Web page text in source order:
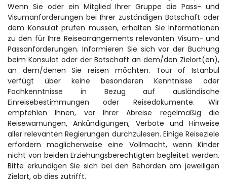
Wenn Sie oder ein Mitglied Ihrer Gruppe die Pass- und
Visumanforderungen bei Ihrer zuständigen Botschaft oder
dem Konsulat prüfen müssen, erhalten Sie Informationen
zu den für Ihre Reisearrangements relevanten Visum- und
Passanforderungen. Informieren Sie sich vor der Buchung
beim Konsulat oder der Botschaft an dem/den Zielort(en),
an dem/denen Sie reisen möchten. Tour of Istanbul
verfügt über keine besonderen Kenntnisse oder
Fachkenntnisse in Bezug auf ausländische
Einreisebestimmungen oder Reisedokumente. Wir
empfehlen Ihnen, vor Ihrer Abreise regelmäßig die
Reisewarnungen, Ankündigungen, Verbote und Hinweise
aller relevanten Regierungen durchzulesen. Einige Reiseziele
erfordern möglicherweise eine Vollmacht, wenn Kinder
nicht von beiden Erziehungsberechtigten begleitet werden.
Bitte erkundigen Sie sich bei den Behörden am jeweiligen
Zielort, ob dies zutrifft.